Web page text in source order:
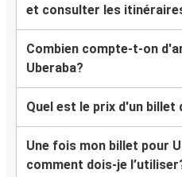
et consulter les
Combien compte-t-on
Uberaba?
Quel est le prix d'un billet
Une fois mon billet pour
comment dois-je